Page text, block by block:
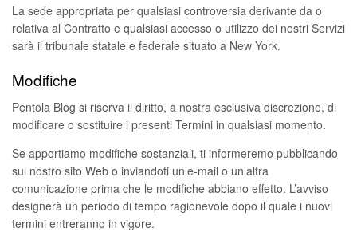
La sede appropriata per qualsiasi controversia derivante da o
relativa al Contratto e qualsiasi accesso o utilizzo dei nostri Servizi
sarà il tribunale statale e federale situato a New York.
Modifiche
Pentola Blog si riserva il diritto, a nostra esclusiva discrezione, di
modificare o sostituire i presenti Termini in qualsiasi momento.
Se apportiamo modifiche sostanziali, ti informeremo pubblicando
sul nostro sito Web o inviandoti un’e-mail o un’altra
comunicazione prima che le modifiche abbiano effetto. L’avviso
designerà un periodo di tempo ragionevole dopo il quale i nuovi
termini entreranno in vigore.